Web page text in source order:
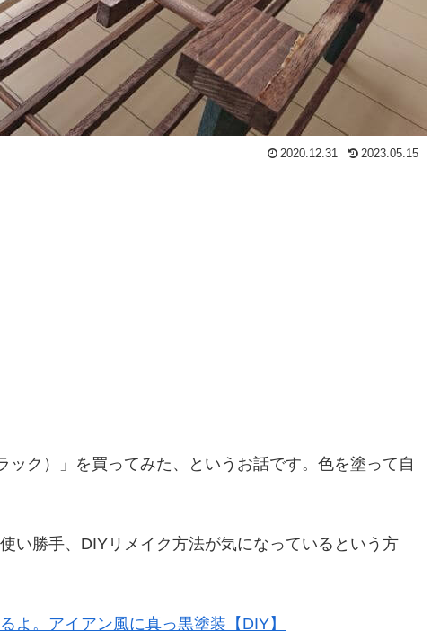
2020.12.31 2023.05.15
ク）」を買ってみた、というお話です。色を塗って自
い勝手、DIYリメイク方法が気になっているという方
よ。アイアン風に真っ黒塗装【DIY】